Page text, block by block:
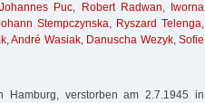
Johannes Puc, Robert Radwan,
Iworna
Stempczynska, Ryszard Telenga,
,André Wasiak, Danuscha Wezyk,Sofie
Hamburg, verstorben am 2.7.1945 in